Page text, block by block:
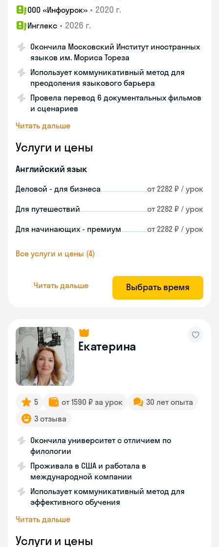
ООО «Инфоурок» • 2020 г.
Инглекс • 2026 г.
Окончила Московский Институт иностранных
языков им. Мориса Тореза
Использует коммуникативный метод для
преодоления языкового барьера
Провела перевод 6 документальных фильмов
и сценариев
Читать дальше
Услуги и цены
Английский язык
Деловой - для бизнеса от 2282 ₽ / урок
Для путешествий от 2282 ₽ / урок
Для начинающих - премиум от 2282 ₽ / урок
Все услуги и цены (4)
Читать дальше Выбрать время
Екатерина
5 от 1590 ₽ за урок
30 лет опыта
3 отзыва
Окончила университет с отличием по
филологии
Проживала в США и работала в
международной компании
Использует коммуникативный метод для
эффективного обучения
Читать дальше
Услуги и цены